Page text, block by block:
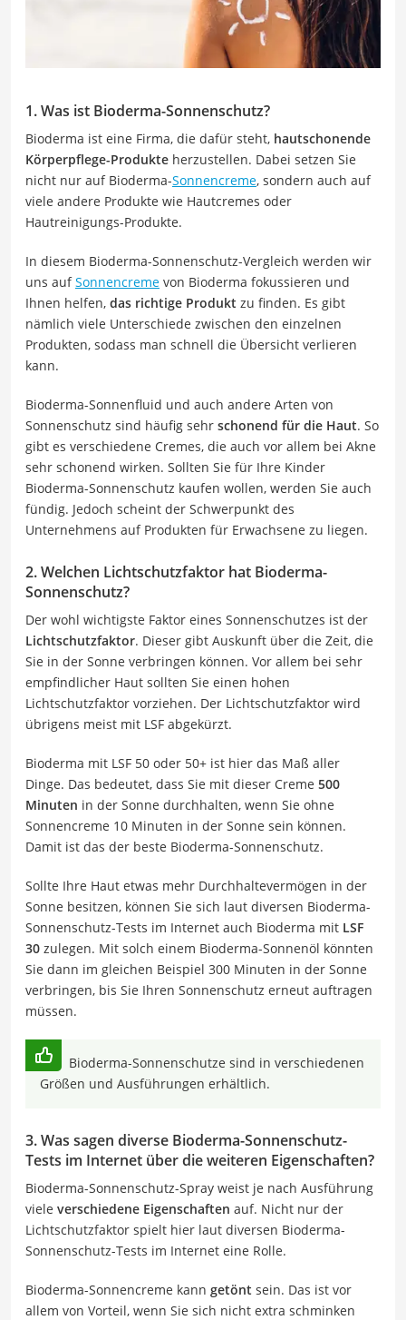
1. Was ist Bioderma-Sonnenschutz?
Bioderma ist eine Firma, die dafür steht, hautschonende
Körperpflege-Produkte herzustellen. Dabei setzen Sie
nicht nur auf Bioderma-Sonnencreme, sondern auch auf
viele andere Produkte wie Hautcremes oder
Hautreinigungs-Produkte.
In diesem Bioderma-Sonnenschutz-Vergleich werden wir
uns aufSonnencreme von Bioderma fokussieren und
Ihnen helfen, das richtige Produkt zu finden. Es gibt
nämlich viele Unterschiede zwischen den einzelnen
Produkten, sodass man schnell die Übersicht verlieren
kann.
Bioderma-Sonnenfluid und auch andere Arten von
Sonnenschutz sind häufig sehr schonend für die Haut. So
gibt es verschiedene Cremes, die auch vor allem bei Akne
sehr schonend wirken. Sollten Sie für Ihre Kinder
Bioderma-Sonnenschutz kaufen wollen, werden Sie auch
fündig. Jedoch scheint der Schwerpunkt des
Unternehmens auf Produkten für Erwachsene zu liegen.
2. Welchen Lichtschutzfaktor hat Bioderma-
Sonnenschutz?
Der wohl wichtigste Faktor eines Sonnenschutzes ist der
Lichtschutzfaktor. Dieser gibt Auskunft über die Zeit, die
Sie in der Sonne verbringen können. Vor allem bei sehr
empfindlicher Haut sollten Sie einen hohen
Lichtschutzfaktor vorziehen. Der Lichtschutzfaktor wird
übrigens meist mit LSF abgekürzt.
Bioderma mit LSF 50 oder 50+ ist hier das Maß aller
Dinge. Das bedeutet, dass Sie mit dieser Creme 500
Minuten in der Sonne durchhalten, wenn Sie ohne
Sonnencreme 10 Minuten in der Sonne sein können.
Damit ist das der beste Bioderma-Sonnenschutz.
Sollte Ihre Haut etwas mehr Durchhaltevermögen in der
Sonne besitzen, können Sie sich laut diversen Bioderma-
Sonnenschutz-Tests im Internet auch Bioderma mit LSF
30 zulegen. Mit solch einem Bioderma-Sonnenöl könnten
Sie dann im gleichen Beispiel 300 Minuten in der Sonne
verbringen, bis Sie Ihren Sonnenschutz erneut auftragen
müssen.
Bioderma-Sonnenschutze sind in verschiedenen
Größen und Ausführungen erhältlich.
3. Was sagen diverse Bioderma-Sonnenschutz-
Tests im Internet über die weiteren Eigenschaften?
Bioderma-Sonnenschutz-Spray weist je nach Ausführung
viele verschiedene Eigenschaften auf. Nicht nur der
Lichtschutzfaktor spielt hier laut diversen Bioderma-
Sonnenschutz-Tests im Internet eine Rolle.
Bioderma-Sonnencreme kann getönt sein. Das ist vor
allem von Vorteil, wenn Sie sich nicht extra schminken